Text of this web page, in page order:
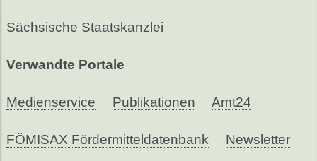
Sächsische Staatskanzlei
Verwandte Portale
Medienservice Publikationen Amt24
FÖMISAX Fördermitteldatenbank Newsletter